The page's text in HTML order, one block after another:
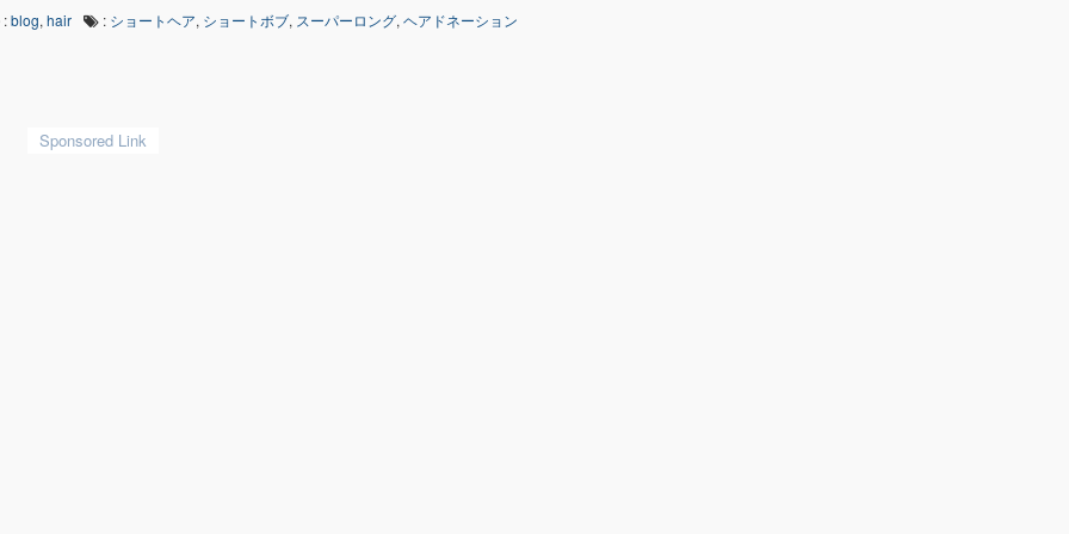
:blog,hair : ショートヘア, ショートボブ, スーパーロング,ヘアドネーション